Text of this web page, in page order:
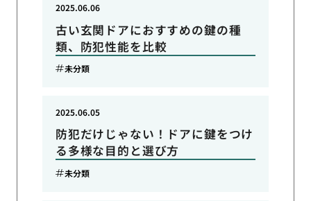
古い玄関ドアにおすすめの鍵の種
類、防犯性能を比較
2025.06.06
未分類
防犯だけじゃない！ドアに鍵をつけ
る多様な目的と選び方
2025.06.05
未分類